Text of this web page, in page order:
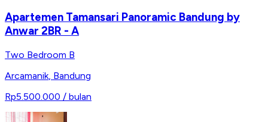
Apartemen Tamansari Panoramic Bandung by
Anwar 2BR - A
Two Bedroom B
Arcamanik Bandung
Rp5.500.000 / bulan